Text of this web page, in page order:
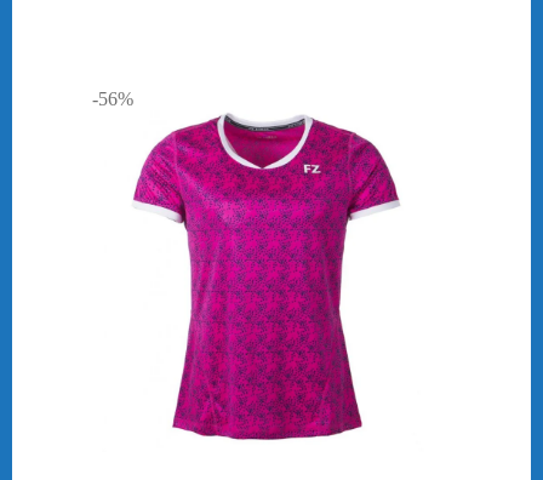
-56%